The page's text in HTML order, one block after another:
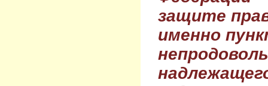
защите
именно